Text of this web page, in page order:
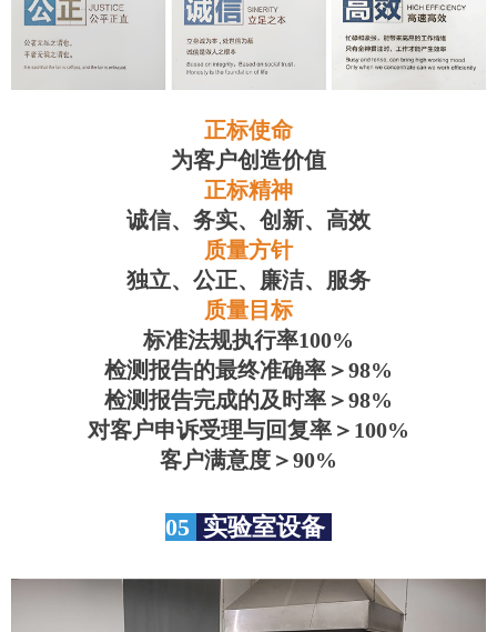
正标使命
为客户创造价值
正标精神
诚信、务实、创新、高效
质量方针
独立、公正、廉洁、服务
质量目标
标准法规执行率100%
检测报告的最终准确率＞98%
检测报告完成的及时率＞98%
对客户申诉受理与回复率＞100%
客户满意度＞90%
05 实验室设备